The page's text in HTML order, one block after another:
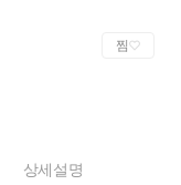
찜
상세설명